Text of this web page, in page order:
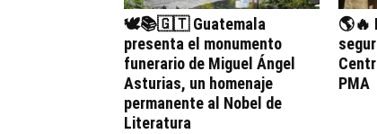
🕊️📚🇬🇹 Guatemala
presenta el monumento
funerario de Miguel Ángel
Asturias, un homenaje
permanente al Nobel de
Literatura
🌎🔥
PMA